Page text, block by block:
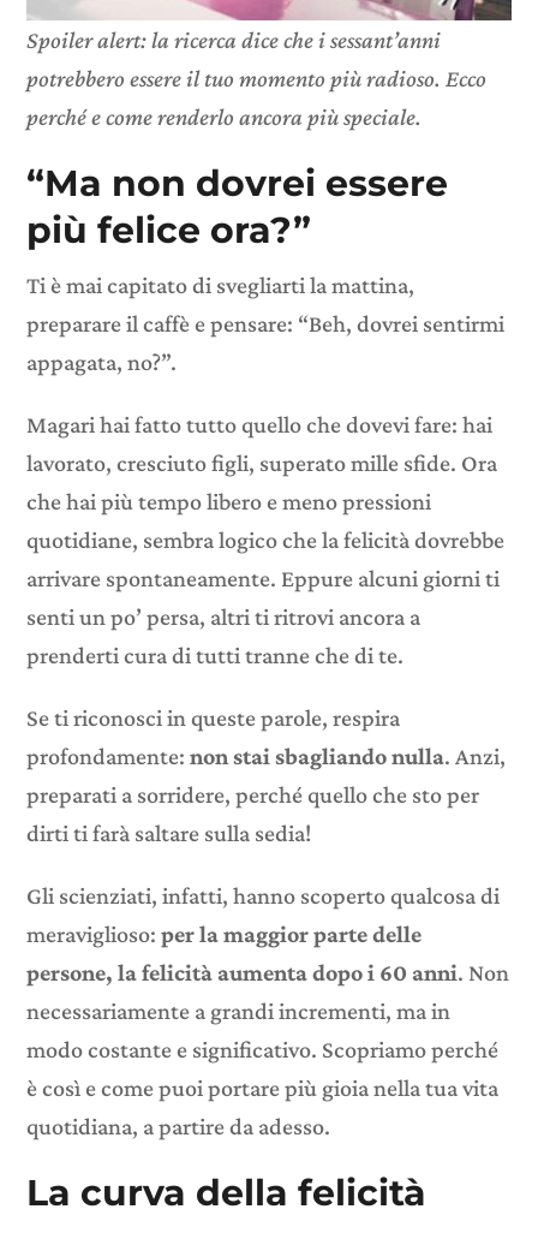
Spoiler alert: la ricerca dice che i sessant’anni
potrebbero essere il tuo momento più radioso. Ecco
perché e come renderlo ancora più speciale.
“Ma non dovrei essere
più felice ora?”
Ti è mai capitato di svegliarti la mattina,
preparare il caffè e pensare: “Beh, dovrei sentirmi
appagata, no?”.
Magari hai fatto tutto quello che dovevi fare: hai
lavorato, cresciuto figli, superato mille sfide. Ora
che hai più tempo libero e meno pressioni
quotidiane, sembra logico che la felicità dovrebbe
arrivare spontaneamente. Eppure alcuni giorni ti
senti un po’ persa, altri ti ritrovi ancora a
prenderti cura di tutti tranne che di te.
Se ti riconosci in queste parole, respira
profondamente:non stai sbagliando nulla. Anzi,
preparati a sorridere, perché quello che sto per
dirti ti farà saltare sulla sedia!
Gli scienziati, infatti, hanno scoperto qualcosa di
meraviglioso:per la maggior parte delle
persone, la felicità aumenta dopo i 60 anni. Non
necessariamente a grandi incrementi, ma in
modo costante e significativo. Scopriamo perché
è così e come puoi portare più gioia nella tua vita
quotidiana, a partire da adesso.
La curva della felicità